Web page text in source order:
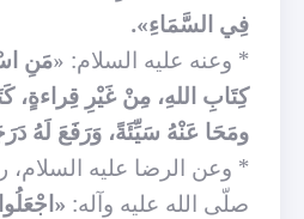
فِي السَّمَاءِ».
* وعنه عليه السلام: «مَنِ
كِتَابِ اللهِ، مِنْ غَيْرِ قِراءةٍ،
ومَحَا عَنْهُ سَيِّئَةً، وَرَفَعَ لَهُ
* وعن الرضا عليه السلام،
صلّى الله عليه وآله: